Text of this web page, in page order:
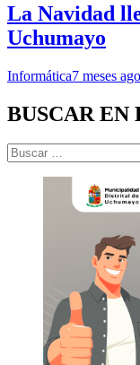
La Navidad
Uchumayo
Informática7 meses ago
BUSCAR EN
Buscar: